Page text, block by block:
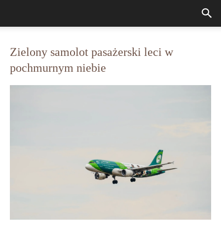
Zielony samolot pasażerski leci w
pochmurnym niebie